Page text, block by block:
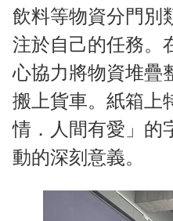
飲料等物資分門別
注於自己的任務。
心協力將物資堆疊
搬上貨車。紙箱上
情．人間有愛」的
動的深刻意義。